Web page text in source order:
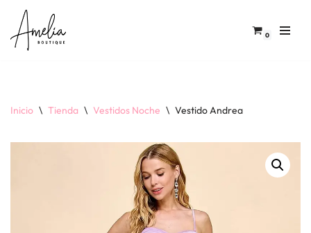
Saltar
0
Inicio \ Tienda \ Vestidos Noche \ Vestido Andrea